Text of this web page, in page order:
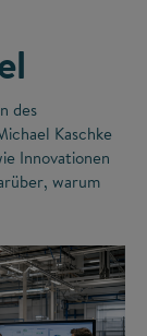
des
Kaschke
Innovationen
warum